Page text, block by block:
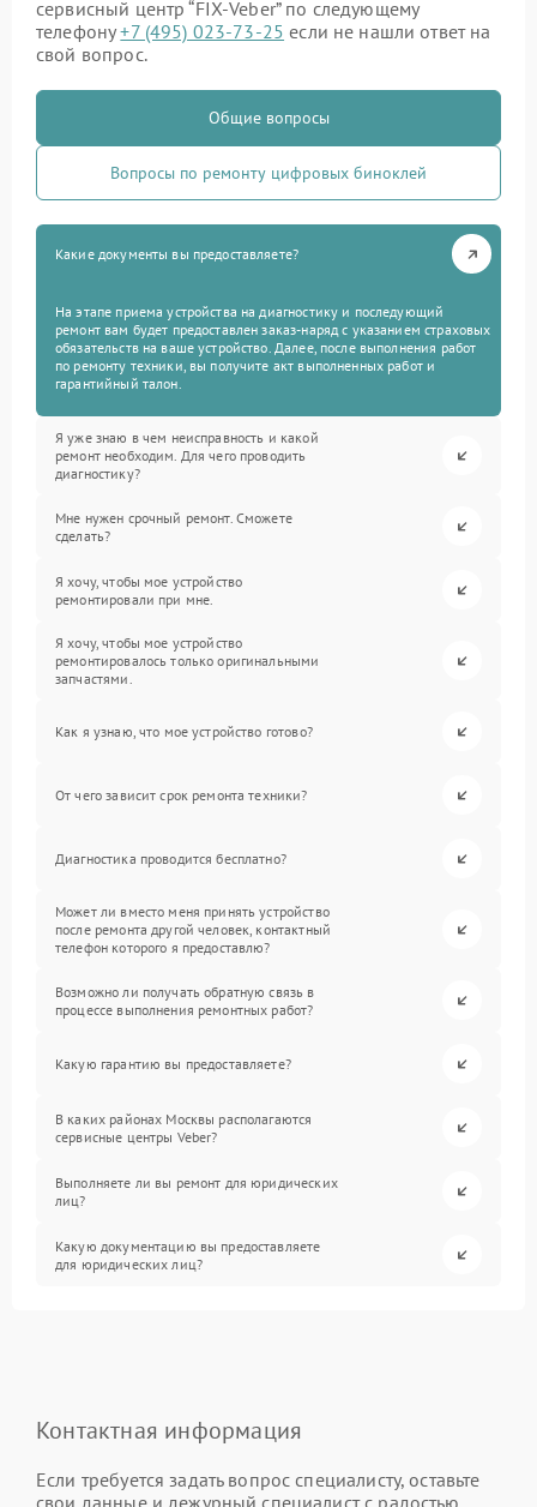
сервисный центр “FIX-Veber” по следующему
телефону+7 (495) 023-73-25 если не нашли ответ на
свой вопрос.
Общие вопросы
Вопросы по ремонту цифровых биноклей
Какие документы вы предоставляете?
На этапе приема устройства на диагностику и последующий
ремонт вам будет предоставлен заказ-наряд с указанием страховых
обязательств на ваше устройство. Далее, после выполнения работ
по ремонту техники, вы получите акт выполненных работ и
гарантийный талон.
Я уже знаю в чем неисправность и какой
ремонт необходим. Для чего проводить
диагностику?
Мне нужен срочный ремонт. Сможете
сделать?
Я хочу, чтобы мое устройство
ремонтировали при мне.
Я хочу, чтобы мое устройство
ремонтировалось только оригинальными
запчастями.
Как я узнаю, что мое устройство готово?
От чего зависит срок ремонта техники?
Диагностика проводится бесплатно?
Может ли вместо меня принять устройство
после ремонта другой человек, контактный
телефон которого я предоставлю?
Возможно ли получать обратную связь в
процессе выполнения ремонтных работ?
Какую гарантию вы предоставляете?
В каких районах Москвы располагаются
сервисные центры Veber?
Выполняете ли вы ремонт для юридических
лиц?
Какую документацию вы предоставляете
для юридических лиц?
Контактная информация
Если требуется задать вопрос специалисту, оставьте
свои данные и дежурный специалист с радостью